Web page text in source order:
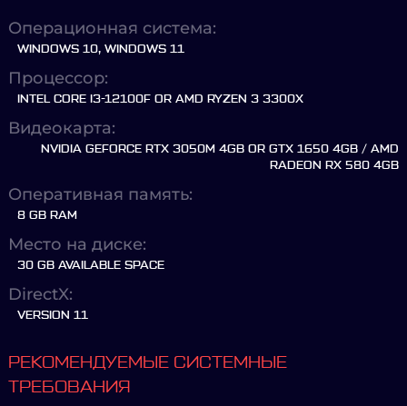
Операционная система:
WINDOWS 10, WINDOWS 11
Процессор:
INTEL CORE I3-12100F OR AMD RYZEN 3 3300X
Видеокарта:
NVIDIA GEFORCE RTX 3050M 4GB OR GTX 1650 4GB / AMD
RADEON RX 580 4GB
Оперативная память:
8 GB RAM
Место на диске:
30 GB AVAILABLE SPACE
DirectX:
VERSION 11
РЕКОМЕНДУЕМЫЕ СИСТЕМНЫЕ
ТРЕБОВАНИЯ